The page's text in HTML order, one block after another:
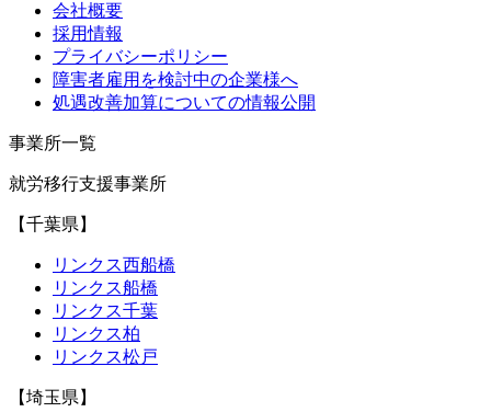
会社概要
採用情報
プライバシーポリシー
障害者雇用を検討中の企業様へ
処遇改善加算についての情報公開
事業所一覧
就労移行支援事業所
【千葉県】
リンクス西船橋
リンクス船橋
リンクス千葉
リンクス柏
リンクス松戸
【埼玉県】